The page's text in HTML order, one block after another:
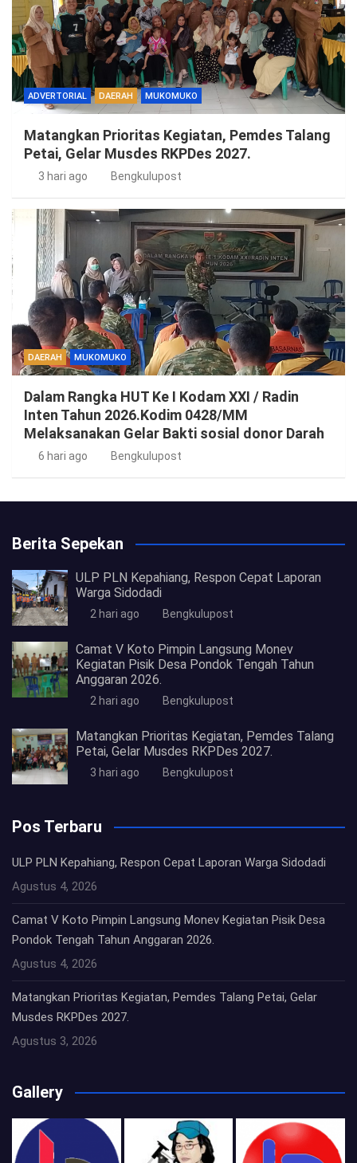
ADVERTORIAL DAERAH MUKOMUKO
Matangkan Prioritas Kegiatan, Pemdes Talang
Petai, Gelar Musdes RKPDes 2027.
3 hari ago Bengkulupost
DAERAH MUKOMUKO
Dalam Rangka HUT Ke I Kodam XXI / Radin
Inten Tahun 2026.Kodim 0428/MM
Melaksanakan Gelar Bakti sosial donor Darah
6 hari ago Bengkulupost
Berita Sepekan
ULP PLN Kepahiang, Respon Cepat Laporan
Warga Sidodadi
2 hari ago Bengkulupost
Camat V Koto Pimpin Langsung Monev
Kegiatan Pisik Desa Pondok Tengah Tahun
Anggaran 2026.
2 hari ago Bengkulupost
Matangkan Prioritas Kegiatan, Pemdes Talang
Petai, Gelar Musdes RKPDes 2027.
3 hari ago Bengkulupost
Pos Terbaru
ULP PLN Kepahiang, Respon Cepat Laporan Warga Sidodadi
Agustus 4, 2026
Camat V Koto Pimpin Langsung Monev Kegiatan Pisik Desa
Pondok Tengah Tahun Anggaran 2026.
Agustus 4, 2026
Matangkan Prioritas Kegiatan, Pemdes Talang Petai, Gelar
Musdes RKPDes 2027.
Agustus 3, 2026
Gallery